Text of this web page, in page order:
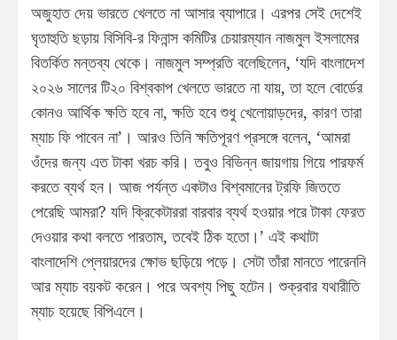
অজুহাত দেয় ভারতে খেলতে না আসার ব্যাপারে। এরপর সেই দেশেই
ঘৃতাহুতি ছড়ায় বিসিবি-র ফিনান্স কমিটির চেয়ারম্যান নাজমুল ইসলামের
বিতর্কিত মন্তব্য থেকে। নাজমুল সম্প্রতি বলেছিলেন, ‘যদি বাংলাদেশ
২০২৬ সালের টি২০ বিশ্বকাপ খেলতে ভারতে না যায়, তা হলে বোর্ডের
কোনও আর্থিক ক্ষতি হবে না, ক্ষতি হবে শুধু খেলোয়াড়দের, কারণ তারা
ম্যাচ ফি পাবেন না’। আরও তিনি ক্ষতিপূরণ প্রসঙ্গে বলেন, ‘আমরা
ওঁদের জন্য এত টাকা খরচ করি। তবুও বিভিন্ন জায়গায় গিয়ে পারফর্ম
করতে ব্যর্থ হন। আজ পর্যন্ত একটাও বিশ্বমানের ট্রফি জিততে
পেরেছি আমরা? যদি ক্রিকেটাররা বারবার ব্যর্থ হওয়ার পরে টাকা ফেরত
দেওয়ার কথা বলতে পারতাম, তবেই ঠিক হতো।’ এই কথাটা
বাংলাদেশি প্লেয়ারদের ক্ষোভ ছড়িয়ে পড়ে। সেটা তাঁরা মানতে পারেননি
আর ম্যাচ বয়কট করেন। পরে অবশ্য পিছু হটেন। শুক্রবার যথারীতি
ম্যাচ হয়েছে বিপিএলে।